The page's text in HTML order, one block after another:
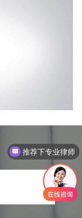
推荐下专业律师